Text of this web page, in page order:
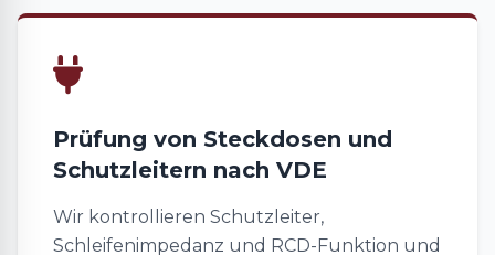
Prüfung von Steckdosen und
Schutzleitern nach VDE
Wir kontrollieren Schutzleiter,
Schleifenimpedanz und RCD-Funktion und